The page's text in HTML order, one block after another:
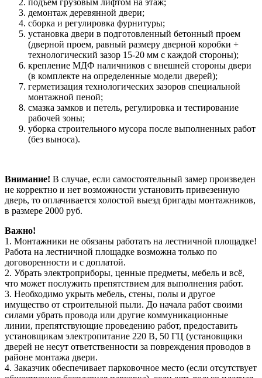
подъём грузовым лифтом на этаж;
демонтаж деревянной двери;
сборка и регулировка фурнитуры;
установка двери в подготовленный бетонный проем
(дверной проем, равный размеру дверной коробки +
технологический зазор 15-20 мм с каждой стороны);
крепление МДФ наличников с внешней стороны двери
(в комплекте на определенные модели дверей);
герметизация технологических зазоров специальной
монтажной пеной;
смазка замков и петель, регулировка и тестирование
рабочей зоны;
уборка строительного мусора после выполненных работ
(без выноса).
Внимание! В случае, если самостоятельный замер произведен
не корректно и нет возможности установить привезенную
дверь, то оплачивается холостой выезд бригады монтажников,
в размере 2000 руб.
Важно!
1. Монтажники не обязаны работать на лестничной площадке!
Работа на лестничной площадке возможна только по
договоренности и с доплатой.
2. Убрать электроприборы, ценные предметы, мебель и всё,
что может послужить препятствием для выполнения работ.
3. Необходимо укрыть мебель, стены, полы и другое
имущество от строительной пыли. До начала работ своими
силами убрать провода или другие коммуникационные
линии, препятствующие проведению работ, предоставить
установщикам электропитание 220 В, 50 ГЦ (установщики
дверей не несут ответственности за повреждения проводов в
районе монтажа двери.
4. Заказчик обеспечивает парковочное место (если отсутствует